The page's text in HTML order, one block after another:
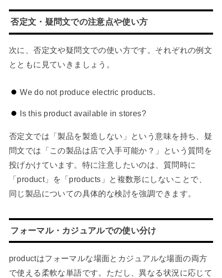
否定文・疑問文での注意点や使い方
次に、否定文や疑問文での使い方です。それぞれの例文
とともに見ていきましょう。
We do not produce electric products.
Is this product available in stores?
否定文では「製品を製造しない」という意味を持ち、疑
問文では「この製品は店で入手可能か？」という質問を
投げかけています。特に注意したいのは、質問時に
「product」を「products」と複数形にしないことで、
同じ製品についての具体的な検討を強調できます。
フォーマル・カジュアルでの使い分け
productはフォーマルな場面とカジュアルな場面の両方
で使える柔軟な単語です。ただし、異なる状況に応じて